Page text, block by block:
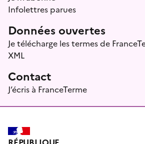
Infolettres parues
Données ouvertes
Je télécharge les termes de
XML
Contact
J’écris à FranceTerme